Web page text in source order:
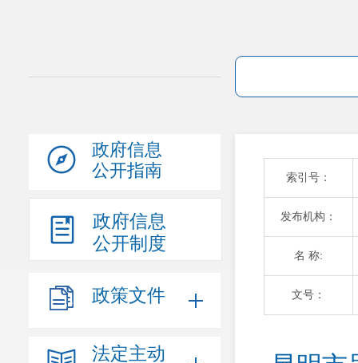
政府信息
公开指南
政府信息
公开制度
政策文件
法定主动
索引号：
发布机构：
名 称:
文号：